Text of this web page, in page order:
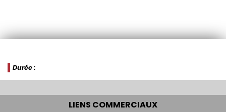
Durée :
LIENS COMMERCIAUX